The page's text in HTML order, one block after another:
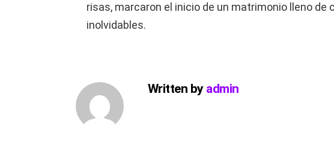
risas, marcaron el inicio de un matrimonio lleno de
inolvidables.
Written by admin